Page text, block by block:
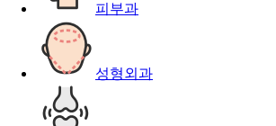
피부과
성형외과